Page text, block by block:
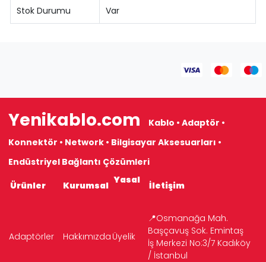
Stok Durumu Var
Yenikablo.com
Kablo • Adaptör •
Konnektör • Network • Bilgisayar Aksesuarları •
Endüstriyel Bağlantı Çözümleri
Ürünler
Kurumsal Yasal İletişim
Adaptörler Hakkımızda Üyelik
📍Osmanağa Mah.
Başçavuş Sok. Emintaş
İş Merkezi No:3/7 Kadıköy
/ İstanbul